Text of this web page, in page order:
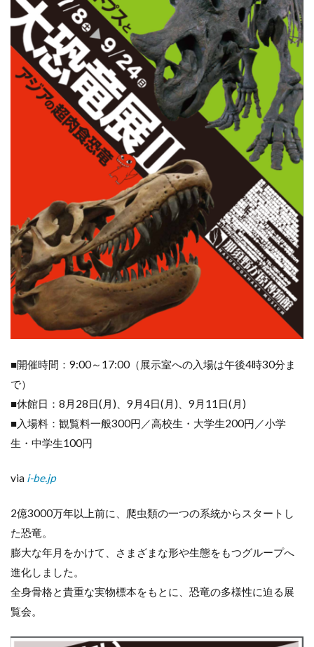
■開催時間：9:00～17:00（展示室への入場は午後4時30分ま
で）
■休館日：8月28日(月)、9月4日(月)、9月11日(月)
■入場料：観覧料一般300円／高校生・大学生200円／小学
生・中学生100円
via i-be.jp
2億3000万年以上前に、爬虫類の一つの系統からスタートし
た恐竜。
膨大な年月をかけて、さまざまな形や生態をもつグループへ
進化しました。
全身骨格と貴重な実物標本をもとに、恐竜の多様性に迫る展
覧会。